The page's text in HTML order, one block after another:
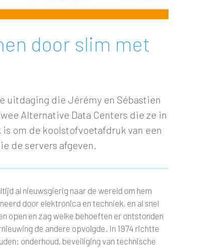
door slim met
uitdaging die Jérémy en Sébastien
Alternative Data Centers die ze in
om de koolstofvoetafdruk van een
de servers afgeven.
al nieuwsgierig naar de wereld om hem
door elektronica en techniek, en al snel
open en zag welke behoeften er ontstonden
de andere opvolgde. In 1974 richtte
onderhoud, beveiliging van technische